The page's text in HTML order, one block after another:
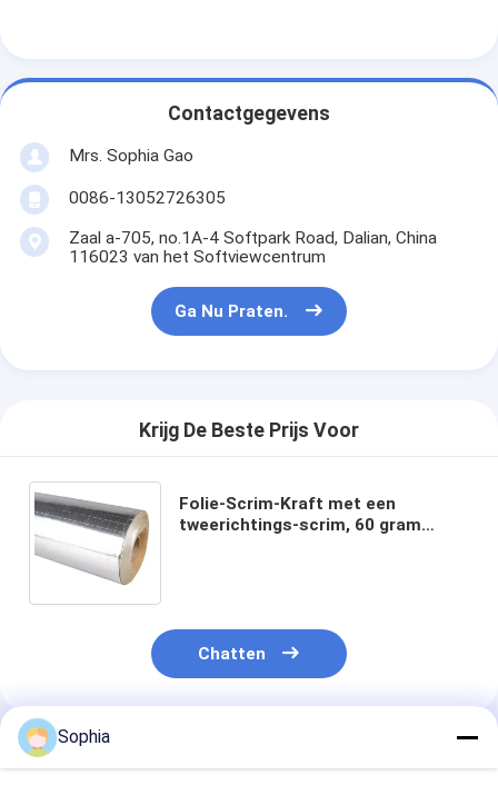
Contactgegevens
Mrs. Sophia Gao
0086-13052726305
Zaal a-705, no.1A-4 Softpark Road, Dalian, China
116023 van het Softviewcentrum
Ga Nu Praten.
Krijg De Beste Prijs Voor
Folie-Scrim-Kraft met een
tweerichtings-scrim, 60 gram
Chatten
Geadviseerde Producten
Sophia